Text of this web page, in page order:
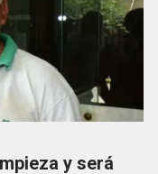
y será